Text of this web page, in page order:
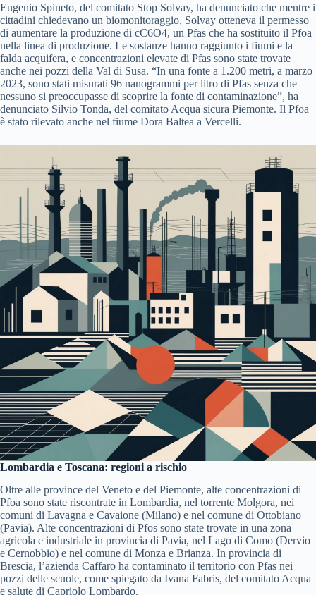
Eugenio Spineto, del comitato Stop Solvay, ha denunciato che mentre i
cittadini chiedevano un biomonitoraggio, Solvay otteneva il permesso
di aumentare la produzione di cC6O4, un Pfas che ha sostituito il Pfoa
nella linea di produzione. Le sostanze hanno raggiunto i fiumi e la
falda acquifera, e concentrazioni elevate di Pfas sono state trovate
anche nei pozzi della Val di Susa. “In una fonte a 1.200 metri, a marzo
2023, sono stati misurati 96 nanogrammi per litro di Pfas senza che
nessuno si preoccupasse di scoprire la fonte di contaminazione”, ha
denunciato Silvio Tonda, del comitato Acqua sicura Piemonte. Il Pfoa
è stato rilevato anche nel fiume Dora Baltea a Vercelli.
Lombardia e Toscana: regioni a rischio
Oltre alle province del Veneto e del Piemonte, alte concentrazioni di
Pfoa sono state riscontrate in Lombardia, nel torrente Molgora, nei
comuni di Lavagna e Cavaione (Milano) e nel comune di Ottobiano
(Pavia). Alte concentrazioni di Pfos sono state trovate in una zona
agricola e industriale in provincia di Pavia, nel Lago di Como (Dervio
e Cernobbio) e nel comune di Monza e Brianza. In provincia di
Brescia, l’azienda Caffaro ha contaminato il territorio con Pfas nei
pozzi delle scuole, come spiegato da Ivana Fabris, del comitato Acqua
e salute di Capriolo Lombardo.